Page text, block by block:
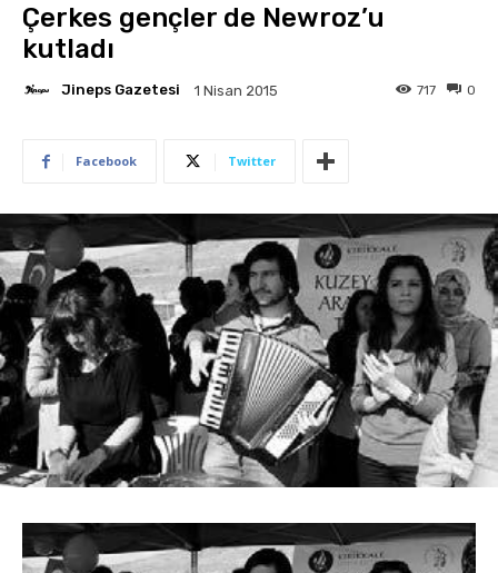
Çerkes gençler de Newroz’u
kutladı
Jineps Gazetesi 1 Nisan 2015 0
717
Facebook Twitter